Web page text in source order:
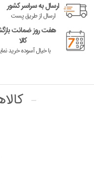
ارسال به سراسر کشور
ارسال از طریق پست
هفت روز ضمانت
کالا
با خیال آسوده خرید